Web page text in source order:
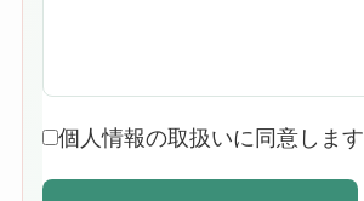
個人情報の取扱いに同意します